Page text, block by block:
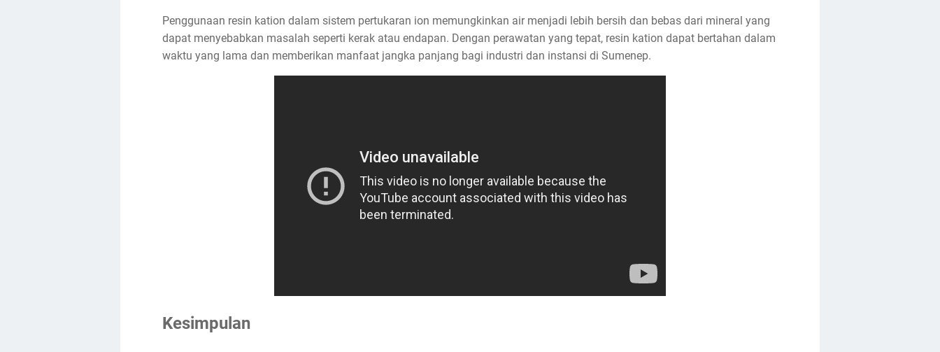
Penggunaan resin kation dalam sistem pertukaran ion memungkinkan air menjadi lebih bersih dan bebas dari mineral yang
dapat menyebabkan masalah seperti kerak atau endapan. Dengan perawatan yang tepat, resin kation dapat bertahan dalam
waktu yang lama dan memberikan manfaat jangka panjang bagi industri dan instansi di Sumenep.
Kesimpulan